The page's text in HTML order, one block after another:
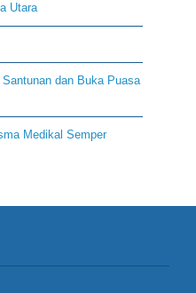
Utara
dan Buka Puasa
Medikal Semper